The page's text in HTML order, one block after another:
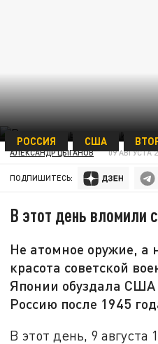
РОССИЯ США
АЛЕКСАНДР ЦЫГАНОВ 09 АВГУСТА
ПОДПИШИТЕСЬ:
В этот день вломили
Не атомное оружие, а
красота советской
Японии обуздала США
Россию после 1945
В этот день, 9 августа